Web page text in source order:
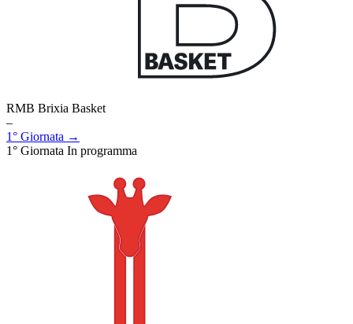
RMB Brixia Basket
–
1° Giornata →
1° Giornata In programma